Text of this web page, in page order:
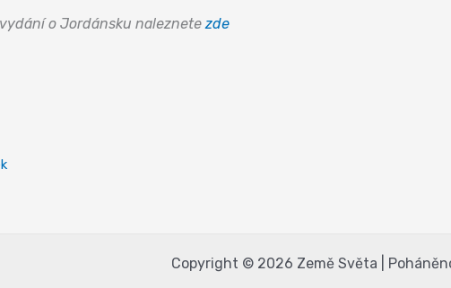
o Jordánsku naleznete zde
Copyright © 2026 Země Světa |